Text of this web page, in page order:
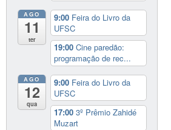
AGO
11
ter
9:00 Feira do Livro da
UFSC
19:00Cine paredão:
programação de rec...
AGO
12
qua
9:00 Feira do Livro da
UFSC
17:003º Prêmio Zahidé
Muzart